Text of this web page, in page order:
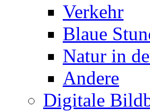
Verkehr
Blaue
Natur in
Andere
Digitale